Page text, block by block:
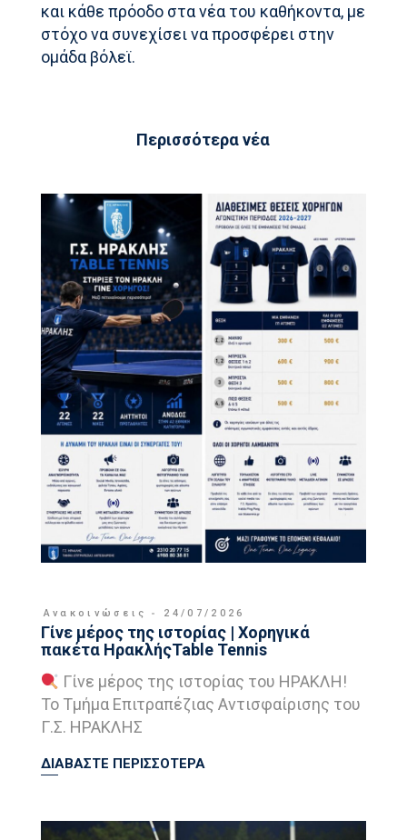
και κάθε πρόοδο στα νέα του καθήκοντα, με
στόχο να συνεχίσει να προσφέρει στην
ομάδα βόλεϊ.
Περισσότερα νέα
Ανακοινώσεις 24/07/2026
Γίνε μέρος της ιστορίας | Χορηγικά
πακέτα ΗρακλήςTable Tennis
Γίνε μέρος της ιστορίας του ΗΡΑΚΛΗ!
Το Τμήμα Επιτραπέζιας Αντισφαίρισης του
Γ.Σ. ΗΡΑΚΛΗΣ
ΔΙΑΒΑΣΤΕ ΠΕΡΙΣΣΟΤΕΡΑ